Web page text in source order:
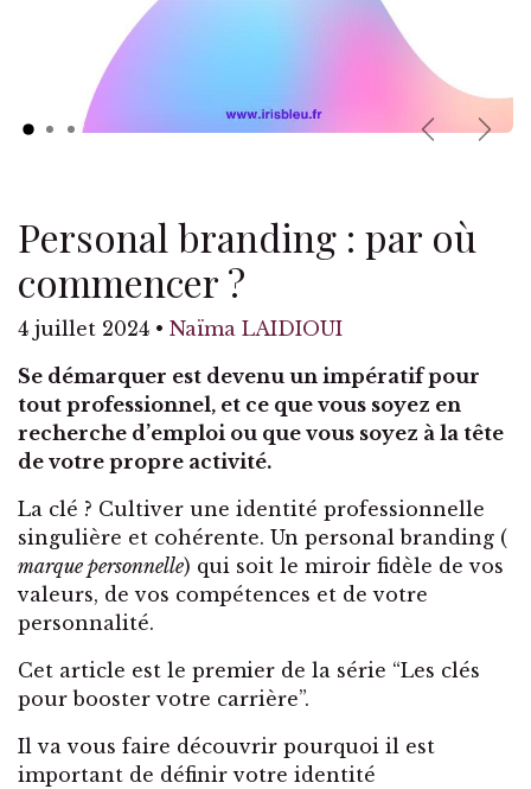
PreviousNext
Personal branding : par où
commencer ?
4 juillet 2024 • Naïma LAIDIOUI
Se démarquer est devenu un impératif pour
tout professionnel, et ce que vous soyez en
recherche d’emploi ou que vous soyez à la tête
de votre propre activité.
La clé ? Cultiver une identité professionnelle
singulière et cohérente. Un personal branding (
marque personnelle) qui soit le miroir fidèle de vos
valeurs, de vos compétences et de votre
personnalité.
Cet article est le premier de la série “Les clés
pour booster votre carrière”.
Il va vous faire découvrir pourquoi il est
important de définir votre identité